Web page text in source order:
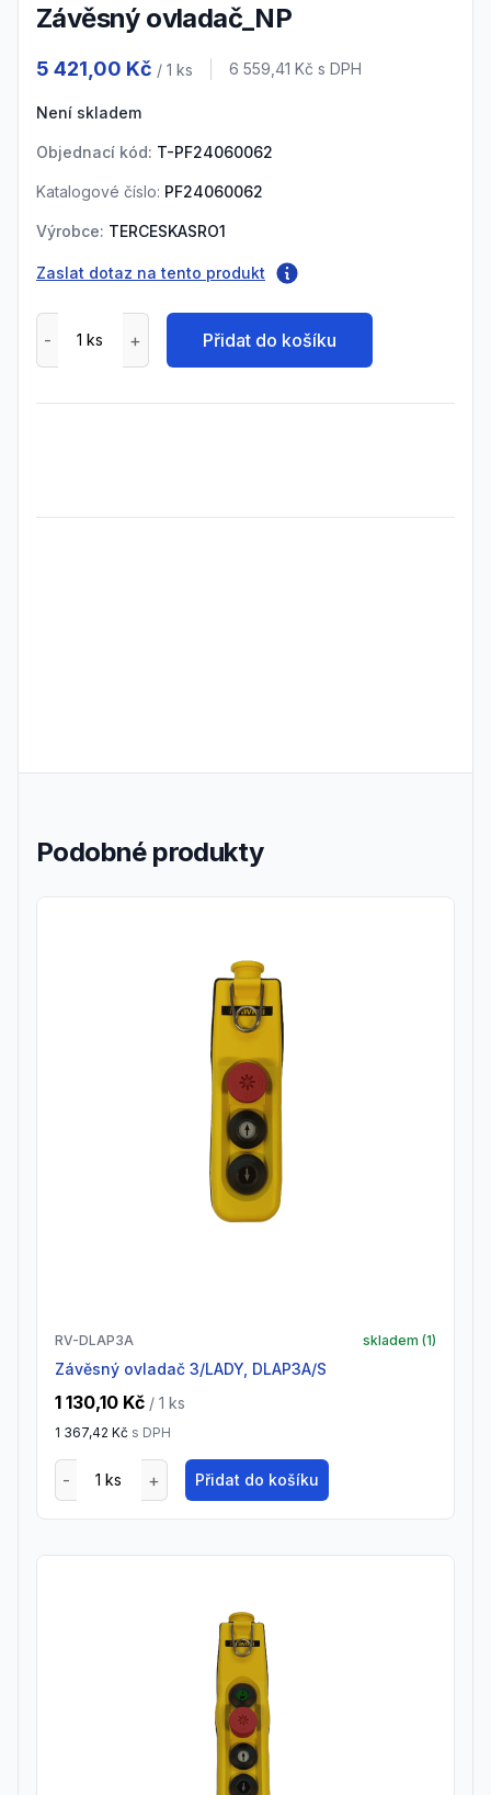
Závěsný ovladač_NP
5 421,00 Kč / 1 ks Cena s DPH
6 559,41 Kč s DPH
Není skladem
Objednací kód: T-PF24060062
Katalogové číslo: PF24060062
Výrobce: TERCESKASRO1
Zaslat dotaz na tento produkt
Přidat do košíku
Podobné produkty
RV-DLAP3A skladem (1)
závěsný ovladač 3/LADY, DLAP3A/S
1 130,10 Kč / 1 ks
1 367,42 Kč s DPH
Přidat do košíku